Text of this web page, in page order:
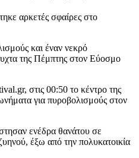
αρκετές σφαίρες στο
και έναν νεκρό
της Πέμπτης στον Εύοσμο
στις 00:50 το κέντρο της
για πυροβολισμούς στον
ενέδρα θανάτου σε
έξω από την πολυκατοικία